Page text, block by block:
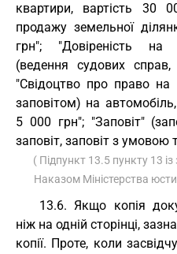
квартири, вартість 30
продажу земельної
грн"; "Довіреність
(ведення судових
"Свідоцтво про право
заповітом) на
5 000 грн"; "Заповіт"
заповіт, заповіт з умовою
( Підпункт 13.5 пункту 13
Наказом Міністерства
13.6. Якщо копія
ніж на одній сторінці,
копії. Проте, коли